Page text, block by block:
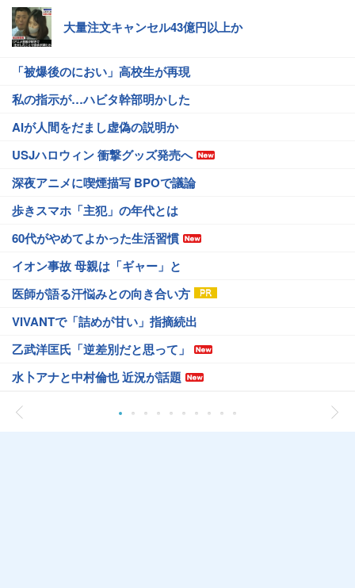
大量注文キャンセル43億円以上か
「被爆後のにおい」高校生が再現
私の指示が…ハビタ幹部明かした
AIが人間をだまし虚偽の説明か
USJハロウィン 衝撃グッズ発売へ
深夜アニメに喫煙描写 BPOで議論
歩きスマホ「主犯」の年代とは
60代がやめてよかった生活習慣
イオン事故 母親は「ギャー」と
医師が語る汗悩みとの向き合い方
VIVANTで「詰めが甘い」指摘続出
乙武洋匡氏「逆差別だと思って」
水卜アナと中村倫也 近況が話題